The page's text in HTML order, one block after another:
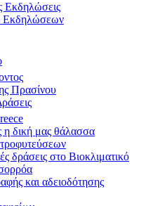
Εκδηλώσεις
Εκδηλώσεων
Πρασίνου
η δική μας θάλασσα
δράσεις στο Βιοκλιματικό
και αδειοδότησης